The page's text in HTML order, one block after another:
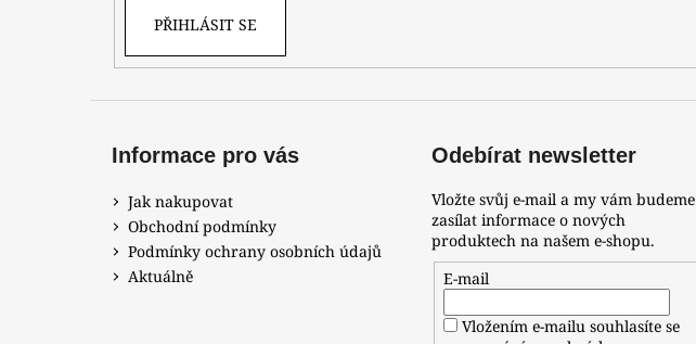
PŘIHLÁSIT SE
Informace pro vás
Jak nakupovat
Obchodní podmínky
Podmínky ochrany osobních údajů
Aktuálně
Odebírat newsletter
Vložte svůj e-mail a my vám budeme
zasílat informace o nových
produktech na našem e-shopu.
E-mail
Vložením e-mailu souhlasíte se